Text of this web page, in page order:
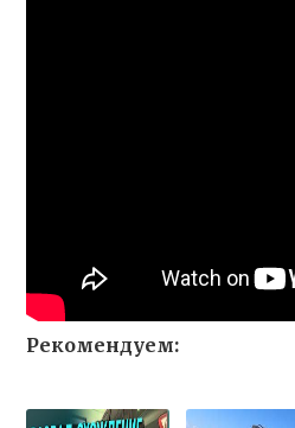
Рекомендуем: